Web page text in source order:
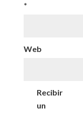
*
Web
Recibir
un